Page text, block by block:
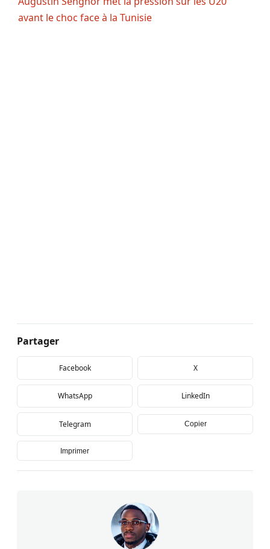
avant le choc face à la Tunisie
Partager
Facebook X
WhatsApp LinkedIn
Telegram Copier
Imprimer